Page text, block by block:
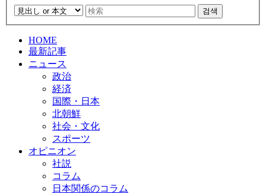
검색
HOME
最新記事
ニュース
政治
経済
国際・日本
北朝鮮
社会・文化
スポーツ
オピニオン
社説
コラム
日本関係のコラム